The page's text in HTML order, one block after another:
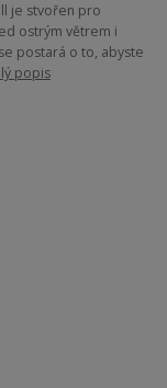
je stvořen pro
ostrým větrem i
postará o to, abyste
popis